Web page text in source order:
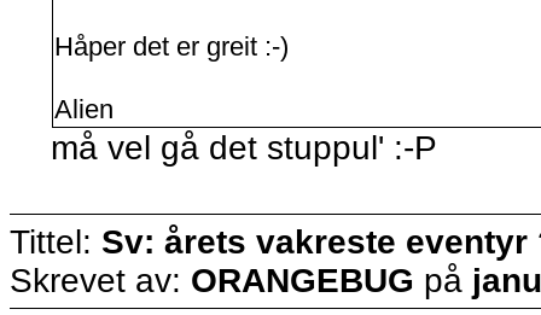
Håper det er greit :-)
Alien
må vel gå det stuppul' :-P
Tittel: Sv: årets vakreste eventyr
Skrevet av: ORANGEBUG på